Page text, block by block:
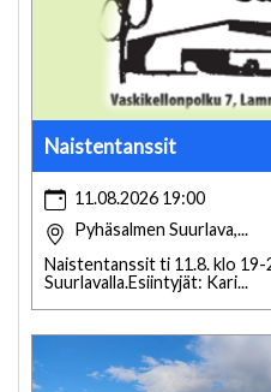
Naistentanssit
11.08.2026 19:00
Pyhäsalmen Suurlava,...
Naistentanssit ti 11.8. klo 19-
Suurlavalla.Esiintyjät: Kari...